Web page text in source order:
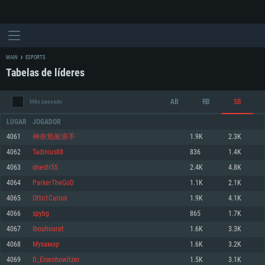
REQUERIMENTOS DE SISTEMA
Mínimo
Sistema Operativo: Windows 10 (64 bit)
Processador: Dual-Core 2.2 GHz
Mínimo
Sistema Operativo: Mac OS Big Sur 11.0 ou versão mais recente
Processador: Core i5 2.2GHz mínimo (Intel Xeon não suportado)
Mínimo
Sistema Operativo: Distribuições mais modernas do Linux de 64bit
Processador: Dual-Core 2.4 GHz
MAIN ESPORTS
Tabelas de líderes
Mês passado AB RB SB
LUGAR JOGADOR
4061 神奈氚衝浪手 1.9K 2.3K
4062 Tadinius88 836 1.4K
4063 dnestr55 2.4K 4.8K
4064 ParkerTheGoD 1.1K 2.1K
4065 Otto1Carius 1.9K 4.1K
4066 spybg 865 1.7K
4067 Ibouhouret 1.6K 3.3K
4068 Мухамор 1.6K 3.2K
4069 D_Eisenhowitzer 1.5K 3.1K